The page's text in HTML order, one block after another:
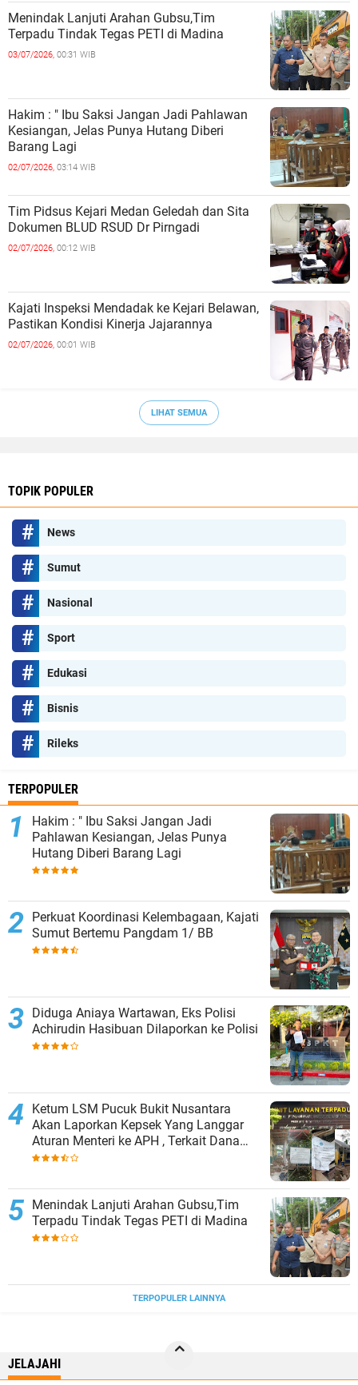
Menindak Lanjuti Arahan Gubsu,Tim
Terpadu Tindak Tegas PETI di Madina
03/07/2026, 00:31 WIB
Hakim : " Ibu Saksi Jangan Jadi Pahlawan
Kesiangan, Jelas Punya Hutang Diberi
Barang Lagi
02/07/2026, 03:14 WIB
Tim Pidsus Kejari Medan Geledah dan Sita
Dokumen BLUD RSUD Dr Pirngadi
02/07/2026, 00:12 WIB
Kajati Inspeksi Mendadak ke Kejari Belawan,
Pastikan Kondisi Kinerja Jajarannya
02/07/2026, 00:01 WIB
LIHAT SEMUA
TOPIK POPULER
News
Sumut
Nasional
Sport
Edukasi
Bisnis
Rileks
TERPOPULER
Hakim : " Ibu Saksi Jangan Jadi
Pahlawan Kesiangan, Jelas Punya
Hutang Diberi Barang Lagi
Perkuat Koordinasi Kelembagaan, Kajati
Sumut Bertemu Pangdam 1/ BB
Diduga Aniaya Wartawan, Eks Polisi
Achirudin Hasibuan Dilaporkan ke Polisi
Ketum LSM Pucuk Bukit Nusantara
Akan Laporkan Kepsek Yang Langgar
Aturan Menteri ke APH , Terkait Dana
Revitalisasi Sekolah
Menindak Lanjuti Arahan Gubsu,Tim
Terpadu Tindak Tegas PETI di Madina
TERPOPULER LAINNYA
JELAJAHI